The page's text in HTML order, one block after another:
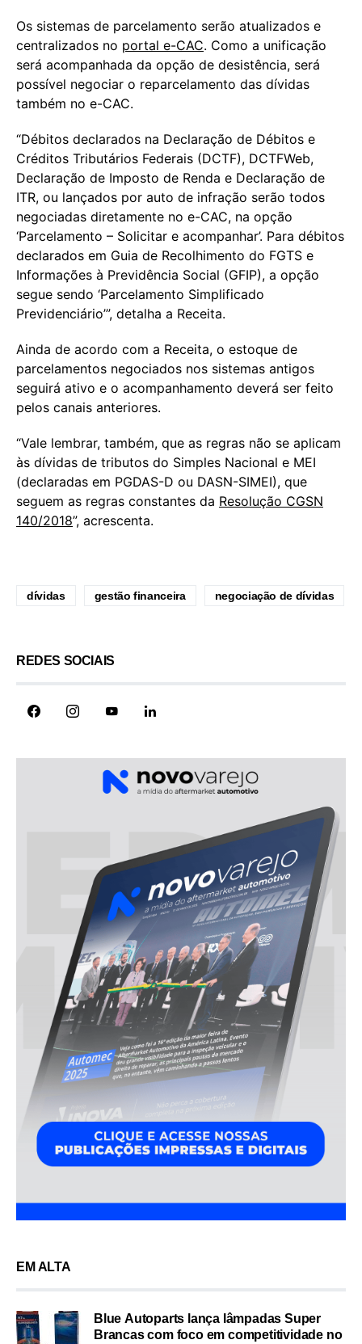
Os sistemas de parcelamento serão atualizados e
centralizados no portal e-CAC. Como a unificação
será acompanhada da opção de desistência, será
possível negociar o reparcelamento das dívidas
também no e-CAC.
“Débitos declarados na Declaração de Débitos e
Créditos Tributários Federais (DCTF), DCTFWeb,
Declaração de Imposto de Renda e Declaração de
ITR, ou lançados por auto de infração serão todos
negociadas diretamente no e-CAC, na opção
‘Parcelamento – Solicitar e acompanhar’. Para débitos
declarados em Guia de Recolhimento do FGTS e
Informações à Previdência Social (GFIP), a opção
segue sendo ‘Parcelamento Simplificado
Previdenciário’”, detalha a Receita.
Ainda de acordo com a Receita, o estoque de
parcelamentos negociados nos sistemas antigos
seguirá ativo e o acompanhamento deverá ser feito
pelos canais anteriores.
“Vale lembrar, também, que as regras não se aplicam
às dívidas de tributos do Simples Nacional e MEI
(declaradas em PGDAS-D ou DASN-SIMEI), que
seguem as regras constantes da Resolução CGSN
140/2018”, acrescenta.
dívidas gestão financeira negociação de dívidas
REDES SOCIAIS
EM ALTA
Blue Autoparts lança lâmpadas Super
Brancas com foco em competitividade no